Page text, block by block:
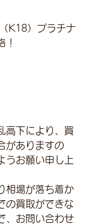
K18）プラチナ
！
高下により、買
がありますの
うお願い申し上
相場が落ち着か
の買取ができな
、お問い合わせ